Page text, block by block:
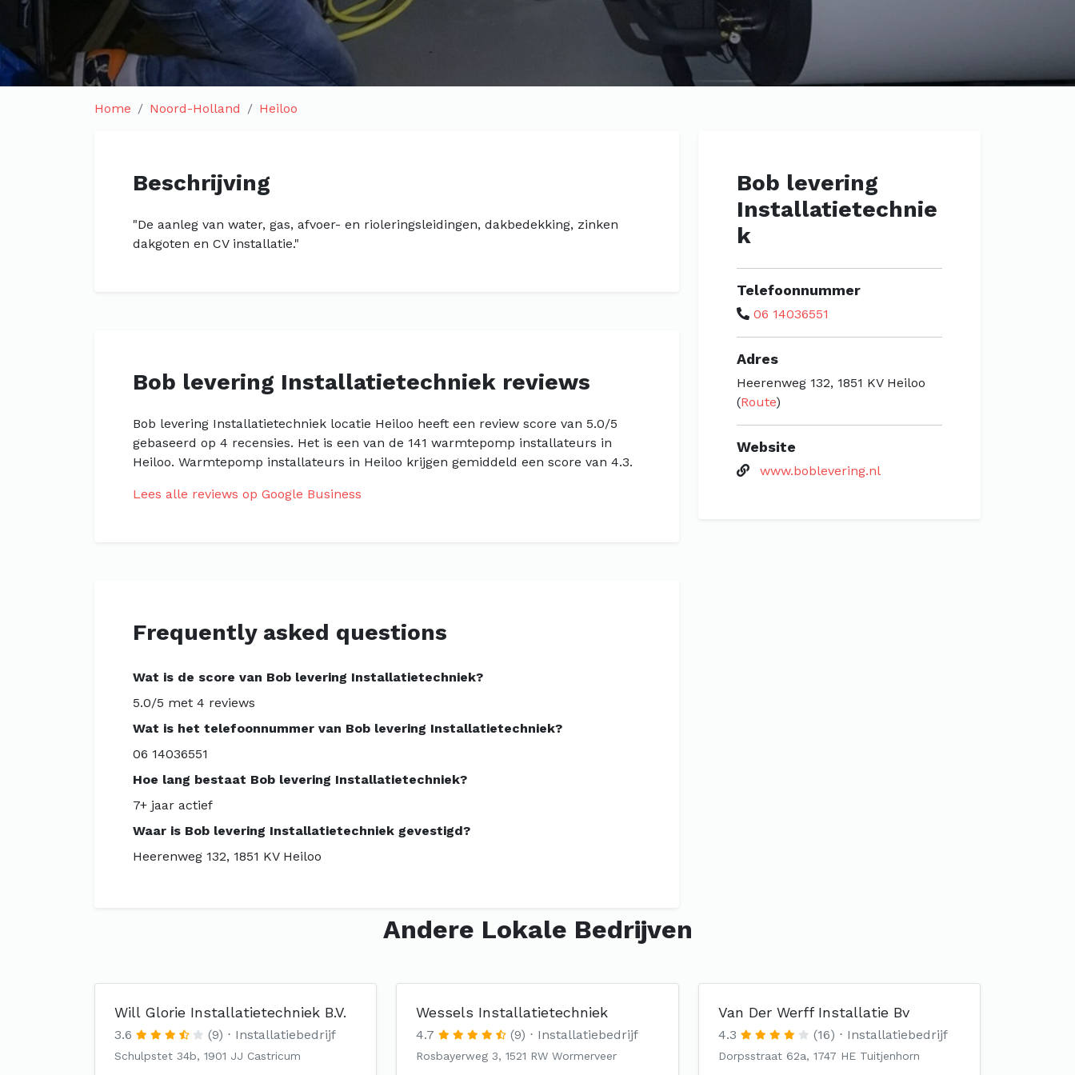
Home Noord-Holland Heiloo
Beschrijving
"De aanleg van water, gas, afvoer- en rioleringsleidingen, dakbedekking, zinken
dakgoten en CV installatie."
Bob levering Installatietechniek reviews
Bob levering Installatietechniek locatie Heiloo heeft een review score van 5.0/5
gebaseerd op 4 recensies. Het is een van de 141 warmtepomp installateurs in
Heiloo. Warmtepomp installateurs in Heiloo krijgen gemiddeld een score van 4.3.
Lees alle reviews op Google Business
Frequently asked questions
Wat is de score van Bob levering Installatietechniek?
5.0/5 met 4 reviews
Wat is het telefoonnummer van Bob levering Installatietechniek?
06 14036551
Hoe lang bestaat Bob levering Installatietechniek?
7+ jaar actief
Waar is Bob levering Installatietechniek gevestigd?
Heerenweg 132, 1851 KV Heiloo
Bob levering
Installatietechnie
k
Telefoonnummer
06 14036551
Adres
Heerenweg 132, 1851 KV Heiloo
(Route)
Website
www.boblevering.nl
Andere Lokale Bedrijven
Will Glorie Installatietechniek B.V.
3.6 (9) Installatiebedrijf
Schulpstet 34b, 1901 JJ Castricum
Wessels Installatietechniek
4.7 (9) Installatiebedrijf
Rosbayerweg 3, 1521 RW Wormerveer
Van Der Werff Installatie Bv
4.3 (16) Installatiebedrijf
Dorpsstraat 62a, 1747 HE Tuitjenhorn